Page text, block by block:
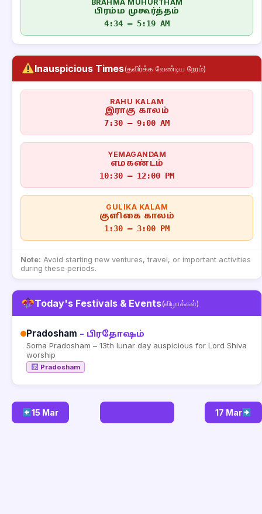
BRAHMA MUHURTHAM
பிரம்ம முகூர்த்தம்
4:34 – 5:19 AM
Inauspicious Times(தவிர்க்க வேண்டிய நேரம்)
RAHU KALAM
இராகு காலம்
7:30 – 9:00 AM
YEMAGANDAM
எமகண்டம்
10:30 – 12:00 PM
GULIKA KALAM
குளிகை காலம்
1:30 – 3:00 PM
Note: Avoid starting new ventures, travel, or important activities
during these periods.
Today's Festivals & Events(விழாக்கள்)
Pradosham – பிரதோஷம்
Soma Pradosham – 13th lunar day auspicious for Lord Shiva
worship
Pradosham
15 Mar 17 Mar